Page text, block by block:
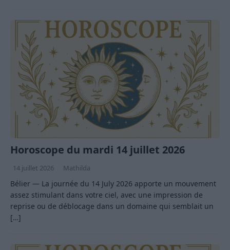
Horoscope du mardi 14 juillet 2026
14 juillet 2026 Mathilda
Bélier — La journée du 14 July 2026 apporte un mouvement
assez stimulant dans votre ciel, avec une impression de
reprise ou de déblocage dans un domaine qui semblait un
[…]